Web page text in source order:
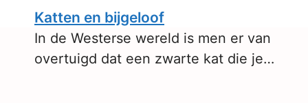
Katten en bijgeloof
In de Westerse wereld is men er van
overtuigd dat een zwarte kat die je…